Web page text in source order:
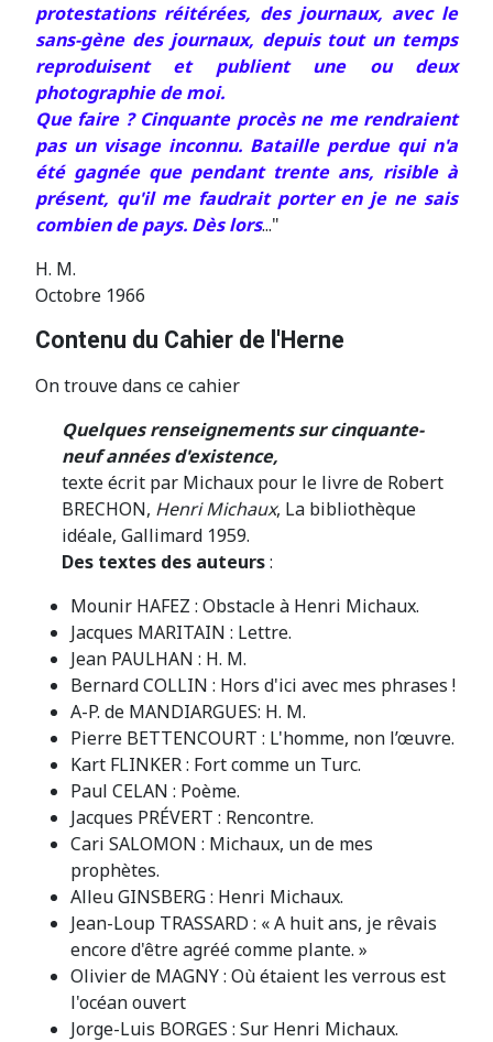
protestations réitérées, des journaux, avec le
sans-gène des journaux, depuis tout un temps
reproduisent et publient une ou deux
photographie de moi.
Que faire ? Cinquante procès ne me rendraient
pas un visage inconnu. Bataille perdue qui n'a
été gagnée que pendant trente ans, risible à
présent, qu'il me faudrait porter en je ne sais
combien de pays. Dès lors..."
H. M.
Octobre 1966
Contenu du Cahier de l'Herne
On trouve dans ce cahier
Quelques renseignements sur cinquante-
neuf années d'existence,
texte écrit par Michaux pour le livre de Robert
BRECHON, Henri Michaux, La bibliothèque
idéale, Gallimard 1959.
Des textes des auteurs:
Mounir HAFEZ : Obstacle à Henri Michaux.
Jacques MARITAIN : Lettre.
Jean PAULHAN : H. M.
Bernard COLLIN : Hors d'ici avec mes phrases !
A-P. de MANDIARGUES: H. M.
Pierre BETTENCOURT : L'homme, non l’œuvre.
Kart FLINKER : Fort comme un Turc.
Paul CELAN : Poème.
Jacques PRÉVERT : Rencontre.
Cari SALOMON : Michaux, un de mes
prophètes.
Alleu GINSBERG : Henri Michaux.
Jean-Loup TRASSARD : « A huit ans, je rêvais
encore d'être agréé comme plante. »
Olivier de MAGNY : Où étaient les verrous est
l'océan ouvert
Jorge-Luis BORGES : Sur Henri Michaux.